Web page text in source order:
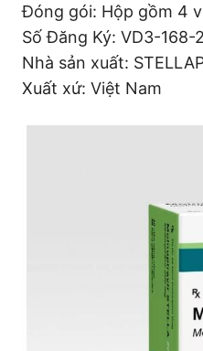
Đóng gói: Hộp gồm 4
Số Đăng Ký: VD3-168-
Nhà sản xuất:
Xuất xứ: Việt Nam